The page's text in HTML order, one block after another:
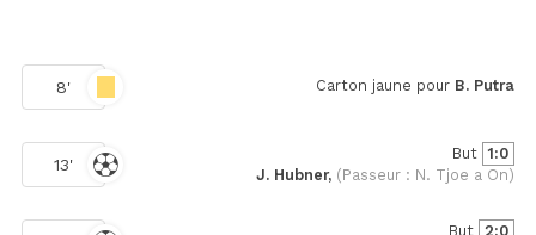
8' Carton jaune pour B. Putra
13'
But 1:0
J. Hubner, (Passeur : N. Tjoe a On)
But 2:0